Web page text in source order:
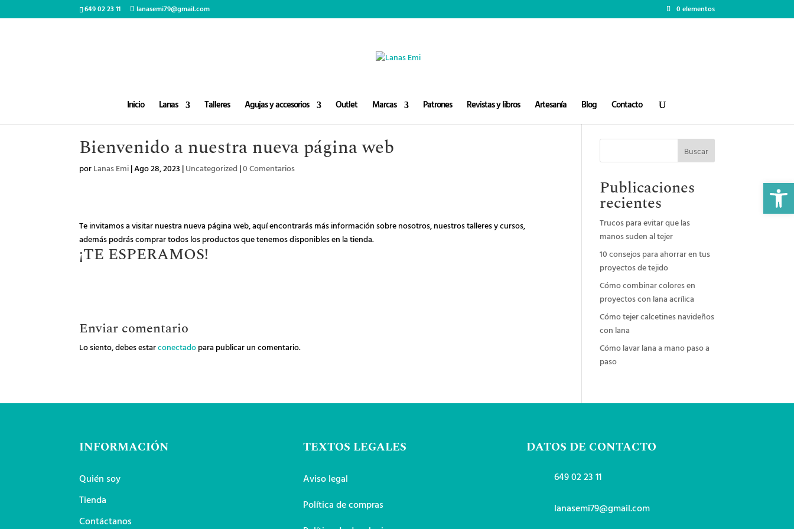
649 02 23 11 lanasemi79@gmail.com 0 elementos
Inicio Lanas Talleres Agujas y accesorios Outlet Marcas Patrones Revistas y libros Artesanía Blog Contacto
Bienvenido a nuestra nueva página web
porLanas Emi|Ago 28, 2023 |Uncategorized|0 Comentarios
Te invitamos a visitar nuestra nueva página web, aquí encontrarás más información sobre nosotros, nuestros talleres y cursos,
además podrás comprar todos los productos que tenemos disponibles en la tienda.
¡TE ESPERAMOS!
Enviar comentario
Lo siento, debes estarconectadopara publicar un comentario.
Buscar
Publicaciones
recientes
Trucos para evitar que las
manos suden al tejer
10 consejos para ahorrar en tus
proyectos de tejido
Cómo combinar colores en
proyectos con lana acrílica
Cómo tejer calcetines navideños
con lana
Cómo lavar lana a mano paso a
paso
INFORMACIÓN
Quién soy
Tienda
Contáctanos
TEXTOS LEGALES
Aviso legal
Política de compras
DATOS DE CONTACTO
649 02 23 11
lanasemi79@gmail.com
Abrir